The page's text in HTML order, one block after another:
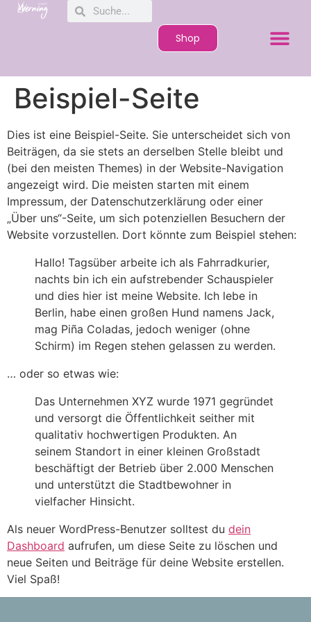
Shop
Beispiel-Seite
Dies ist eine Beispiel-Seite. Sie unterscheidet sich von
Beiträgen, da sie stets an derselben Stelle bleibt und
(bei den meisten Themes) in der Website-Navigation
angezeigt wird. Die meisten starten mit einem
Impressum, der Datenschutzerklärung oder einer
„Über uns“-Seite, um sich potenziellen Besuchern der
Website vorzustellen. Dort könnte zum Beispiel stehen:
Hallo! Tagsüber arbeite ich als Fahrradkurier,
nachts bin ich ein aufstrebender Schauspieler
und dies hier ist meine Website. Ich lebe in
Berlin, habe einen großen Hund namens Jack,
mag Piña Coladas, jedoch weniger (ohne
Schirm) im Regen stehen gelassen zu werden.
… oder so etwas wie:
Das Unternehmen XYZ wurde 1971 gegründet
und versorgt die Öffentlichkeit seither mit
qualitativ hochwertigen Produkten. An
seinem Standort in einer kleinen Großstadt
beschäftigt der Betrieb über 2.000 Menschen
und unterstützt die Stadtbewohner in
vielfacher Hinsicht.
Als neuer WordPress-Benutzer solltest du dein
Dashboard aufrufen, um diese Seite zu löschen und
neue Seiten und Beiträge für deine Website erstellen.
Viel Spaß!